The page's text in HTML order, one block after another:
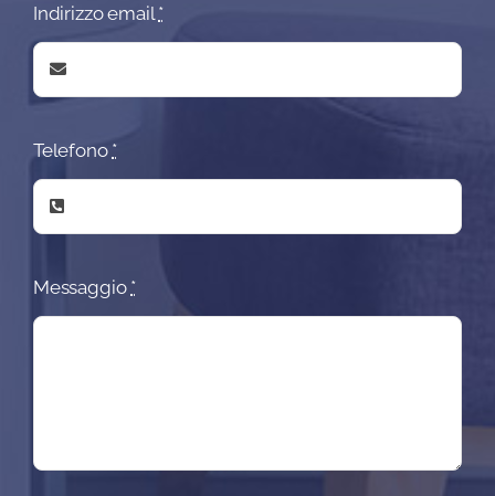
Indirizzo email *
Telefono *
Messaggio *